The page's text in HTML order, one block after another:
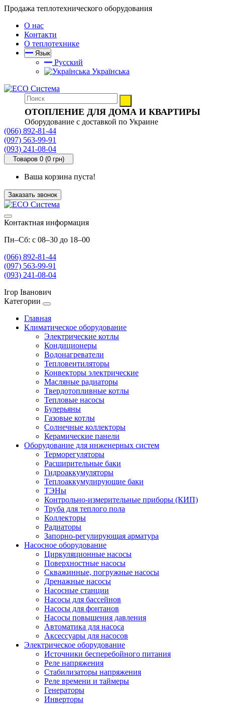
Продажа теплотехнического оборудования
О нас
Контакти
О теплотехнике
Язык
Русский
Українська
ОТОПЛЕНИЕ ДЛЯ ДОМА И КВАРТИРЫ
Оборудование с доставкой по Украине
(066) 892-81-44
(097) 563-99-91
(093) 241-08-04
Товаров 0 (0 грн)
Ваша корзина пуста!
Заказать звонок
Контактная информация
Пн–Сб: с 08–30 до 18–00
(066) 892-81-44
(097) 563-99-91
(093) 241-08-04
Ігор Іванович
Категории
Главная
Климатическое оборудование
Электрические котлы
Кондиционеры
Водонагреватели
Тепловентиляторы
Конвекторы электрические
Масляные радиаторы
Твердотопливные котлы
Тепловые насосы
Булерьяны
Газовые котлы
Солнечные коллекторы
Керамические панели
Оборудование для инженерных систем
Терморегуляторы
Расширительные баки
Гидроаккумуляторы
Теплоаккумулирующие баки
ТЭНы
Контрольно-измерительные приборы (КИП)
Труба для теплого пола
Коллекторы
Радиаторы
Запорно-регулирующая арматура
Насосное оборудование
Циркуляционные насосы
Поверхностные насосы
Скважинные, погружные насосы
Дренажные насосы
Насосные станции
Насосы для бассейнов
Насосы для фонтанов
Насосы повышения давления
Автоматика для насоса
Аксессуары для насосов
Электрическое оборудование
Источники бесперебойного питания
Реле напряжения
Стабилизаторы напряжения
Реле времени и таймеры
Генераторы
Инверторы